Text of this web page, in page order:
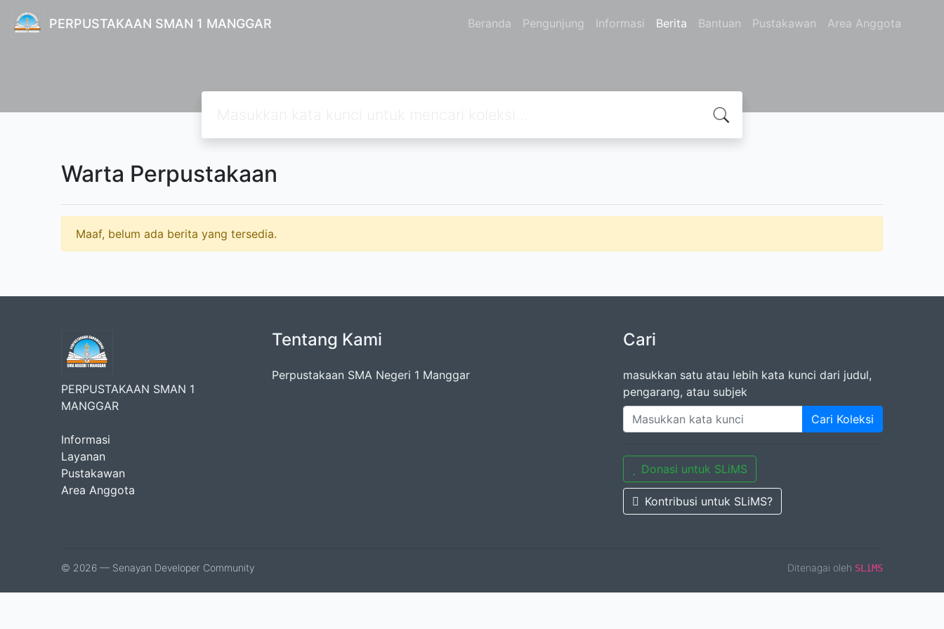
PERPUSTAKAAN SMAN 1 MANGGAR Beranda Pengunjung Informasi Berita Bantuan Pustakawan Area Anggota
Warta Perpustakaan
Maaf, belum ada berita yang tersedia.
PERPUSTAKAAN SMAN 1
MANGGAR
Informasi
Layanan
Pustakawan
Area Anggota
Tentang Kami
Perpustakaan SMA Negeri 1 Manggar
Cari
masukkan satu atau lebih kata kunci dari judul,
pengarang, atau subjek
Cari Koleksi
Donasi untuk SLiMS
Kontribusi untuk SLiMS?
© 2026 — Senayan Developer Community Ditenagai oleh SLiMS